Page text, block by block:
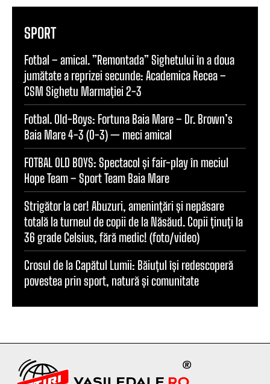
SPORT
Fotbal – amical. ”Remontada” Sighetului în a doua
jumătate a reprizei secunde: Academica Recea –
CSM Sighetu Marmației 2-3
Fotbal. Old-Boys: Fortuna Baia Mare – Dr. Brown’s
Baia Mare 4-3 (0-3) — meci amical
FOTBAL OLD BOYS: Spectacol și fair-play în meciul
Hope Team – Sport Team Baia Mare
Strigător la cer! Abuzuri, amenințări și nepăsare
totală la turneul de copii de la Năsăud. Copii ținuți la
36 grade Celsius, fără medic! (foto/video)
Crosul de la Capătul Lumii: Băiuțul își redescoperă
povestea prin sport, natură și comunitate